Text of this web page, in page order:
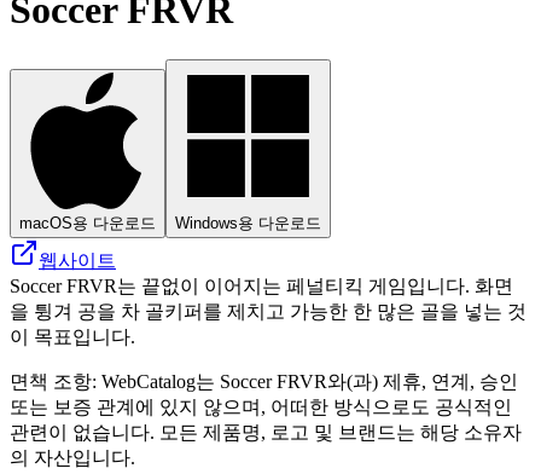
Soccer FRVR
macOS용 다운로드 Windows용 다운로드
웹사이트
Soccer FRVR는 끝없이 이어지는 페널티킥 게임입니다. 화면
을 튕겨 공을 차 골키퍼를 제치고 가능한 한 많은 골을 넣는 것
이 목표입니다.
면책 조항: WebCatalog는 Soccer FRVR와(과) 제휴, 연계, 승인
또는 보증 관계에 있지 않으며, 어떠한 방식으로도 공식적인
관련이 없습니다. 모든 제품명, 로고 및 브랜드는 해당 소유자
의 자산입니다.